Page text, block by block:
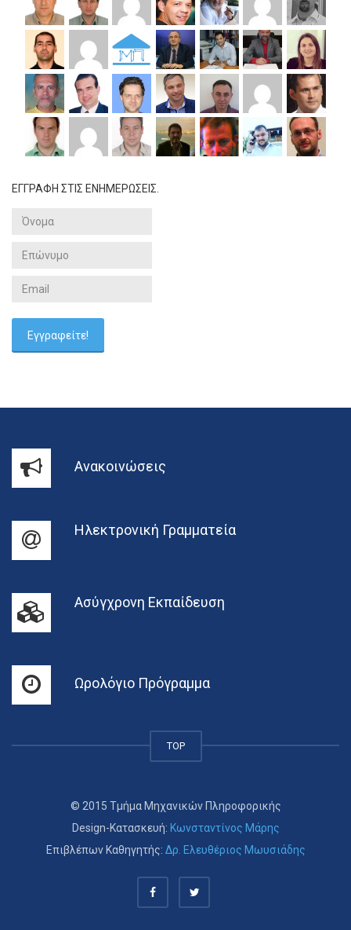
ΕΓΓΡΑΦΗ ΣΤΙΣ ΕΝΗΜΕΡΩΣΕΙΣ.
Ανακοινώσεις
Ηλεκτρονική Γραμματεία
Ασύγχρονη Εκπαίδευση
Ωρολόγιο Πρόγραμμα
TOP
© 2015 Τμήμα Μηχανικών Πληροφορικής
Design-Κατασκευή: Κωνσταντίνος Μάρης
Επιβλέπων Καθηγητής: Δρ. Ελευθέριος Μωυσιάδης